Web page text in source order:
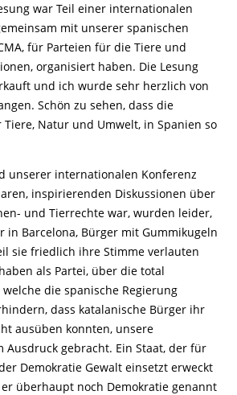
war Teil einer internationalen
mit unserer spanischen
für Parteien für die Tiere und
organisiert haben. Die Lesung
und ich wurde sehr herzlich von
Schön zu sehen, dass die
Tiere, Natur und Umwelt, in Spanien so
unserer internationalen Konferenz
inspirierenden Diskussionen über
und Tierrechte war, wurden leider,
in Barcelona, Bürger mit Gummikugeln
sie friedlich ihre Stimme verlauten
als Partei, über die total
die spanische Regierung
dass katalanische Bürger ihr
ausüben konnten, unsere
Ausdruck gebracht. Ein Staat, der für
Demokratie Gewalt einsetzt erweckt
überhaupt noch Demokratie genannt